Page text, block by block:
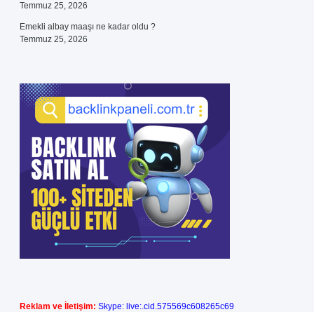
Temmuz 25, 2026
Emekli albay maaşı ne kadar oldu ?
Temmuz 25, 2026
Reklam ve İletişim: Skype: live:.cid.575569c608265c69